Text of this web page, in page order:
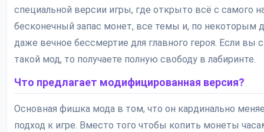
специальной версии игры, где открыто всё с самого
бесконечный запас монет, все темы и, по некоторым
даже вечное бессмертие для главного героя. Если вы
такой мод, то получаете полную свободу в лабиринте.
Что предлагает модифицированная версия?
Основная фишка мода в том, что он кардинально
подход к игре. Вместо того чтобы копить монеты